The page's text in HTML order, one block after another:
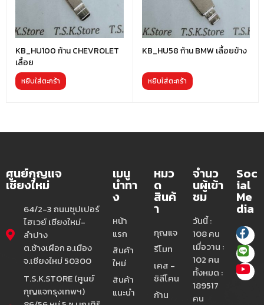
KB_HU100 ก้าน CHEVROLET
เลื้อย
หยิบใส่ตะกร้า
KB_HU58 ก้าน BMW เลื้อยข้าง
หยิบใส่ตะกร้า
ศูนย์กุญแจ
เชียงใหม่
64/2-3 ถนนซุปเปอร์
ไฮเวย์ เชียงใหม่-
ลำปาง
ต.ช้างเผือก อ.เมือง
จ.เชียงใหม่ 50300
T.S.K.STORE (ศูนย์
กุญแจกรุงเทพฯ)
เมนู
นำทา
ง
หน้า
แรก
สินค้า
ใหม่
สินค้า
แนะนำ
หมว
ด
สินค้
า
กุญแจ
รีโมท
เคส -
ซิลีโคน
ก้าน
จำนว
นผู้เข้า
ชม
วันนี้ :
108 คน
เมื่อวาน :
102 คน
ทั้งหมด :
189517
คน
Soc
ial
Me
dia